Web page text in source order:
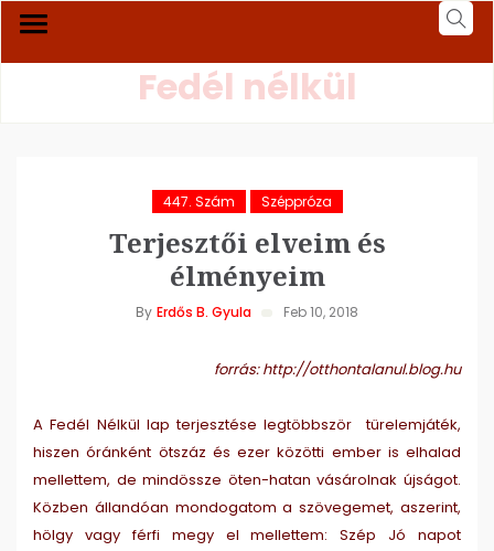
Fedél nélkül
447. Szám Széppróza
Terjesztői elveim és
élményeim
By Erdős B. Gyula Feb 10, 2018
forrás: http://otthontalanul.blog.hu
A Fedél Nélkül lap terjesztése legtöbbször türelemjáték,
hiszen óránként ötszáz és ezer közötti ember is elhalad
mellettem, de mindössze öten-hatan vásárolnak újságot.
Közben állandóan mondogatom a szövegemet, aszerint,
hölgy vagy férfi megy el mellettem: Szép Jó napot